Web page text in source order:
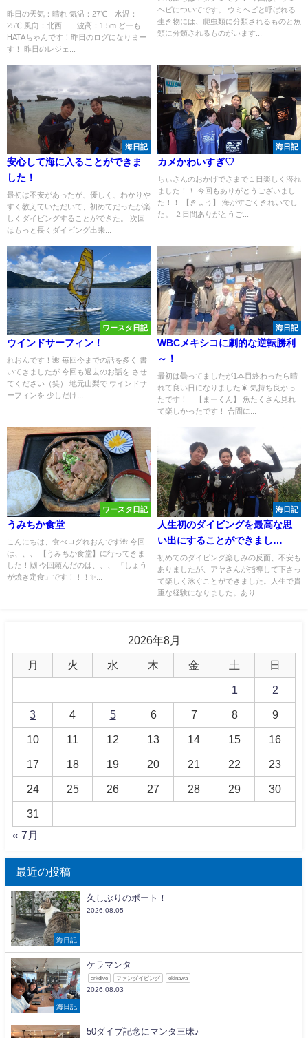
昨日の天気：晴れ 気温：27℃ 水温：
25℃ 風向：北西 波高：1.5m どーも
HATAちゃんです！昨日のログになりまー
す！ 昨日のレジェ...
ヘビについてです。 ウミヘビと呼ばれる
生き物には、爬虫類に分類されるものと魚
類に分類されるものがいます...
海日記
安心して海に入ることができま
した！
最初は不安があったが、優しく、わかりや
すく教えていただいて、初めてだったが楽
しくダイビングすることができた。 次回
はもっと長くダイビング出来...
海日記
カメかわいすぎ♡
ちぃさんのおかげでさまで１日楽しく潜れ
ました！！ 今回もありがとうございまし
た！！ 【きょう】 海がすごくきれいでし
た。 ２日間ありがとうご...
ワースタ日記
ウインドサーフィン！
れおんです！🌺 毎回今までの話を多く 書
いてきましたが 今回も過去のお話を させ
てください（笑） 地元山梨で ウインドサ
ーフィンを 少しだけ...
海日記
WBCメキシコに劇的な逆転勝利
～！
最初は曇ってましたが1本目終わったら晴
れて良い日になりました☀ 気持ち良かっ
たです！ 【まーくん】 魚たくさん見れ
て楽しかったです！ 合間に...
ワースタ日記
うみちか食堂
こんにちは、食べログれおんです🌺 今回
は、、、 【うみちか食堂】に行ってきま
した！🙌 今回頼んだのは、、、 『しょう
が焼き定食』です！！！✨...
海日記
人生初のダイビングを最高な思
い出にすることができまし
た！！
初めてのダイビング楽しみの反面、不安も
ありましたが、アヤさんが指導して下さっ
て楽しく泳ぐことができました。人生で貴
重な経験になりました。あり...
2026年8月
月 火 水 木 金 土 日
1 2
3 4 5 6 7 8 9
10 11 12 13 14 15 16
17 18 19 20 21 22 23
24 25 26 27 28 29 30
31
« 7月
最近の投稿
海日記
久しぶりのボート！
2026.08.05
海日記
ケラマンタ
arkdive ファンダイビング okinawa
2026.08.03
50ダイブ記念にマンタ三昧♪